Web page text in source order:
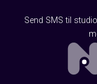
Send SMS til